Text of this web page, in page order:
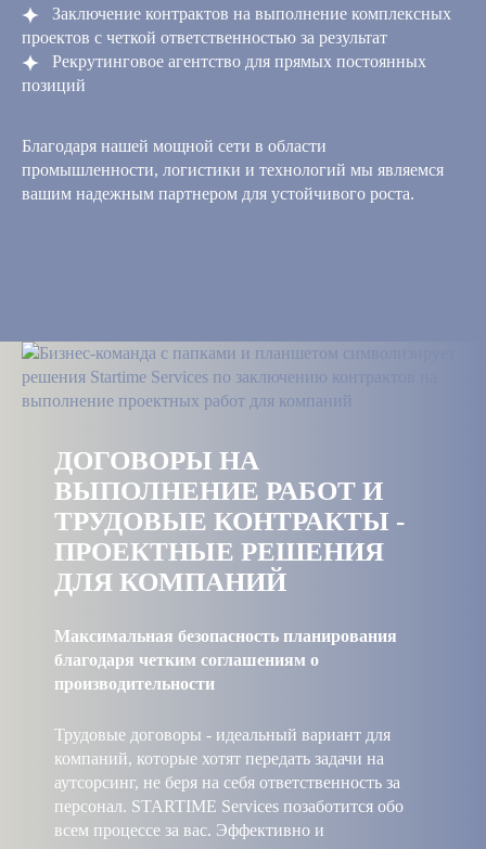
Заключение контрактов на выполнение комплексных
проектов с четкой ответственностью за результат
Рекрутинговое агентство для прямых постоянных
позиций
Благодаря нашей мощной сети в области
промышленности, логистики и технологий мы являемся
вашим надежным партнером для устойчивого роста.
ДОГОВОРЫ НА
ВЫПОЛНЕНИЕ РАБОТ И
ТРУДОВЫЕ КОНТРАКТЫ -
ПРОЕКТНЫЕ РЕШЕНИЯ
ДЛЯ КОМПАНИЙ
Максимальная безопасность планирования
благодаря четким соглашениям о
производительности
Трудовые договоры - идеальный вариант для
компаний, которые хотят передать задачи на
аутсорсинг, не беря на себя ответственность за
персонал. STARTIME Services позаботится обо
всем процессе за вас. Эффективно и